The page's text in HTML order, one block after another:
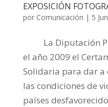
EXPOSICIÓN
por Comunicación | 5
La Diputación
el año 2009 el
Solidaria para dar a
las condiciones de
países